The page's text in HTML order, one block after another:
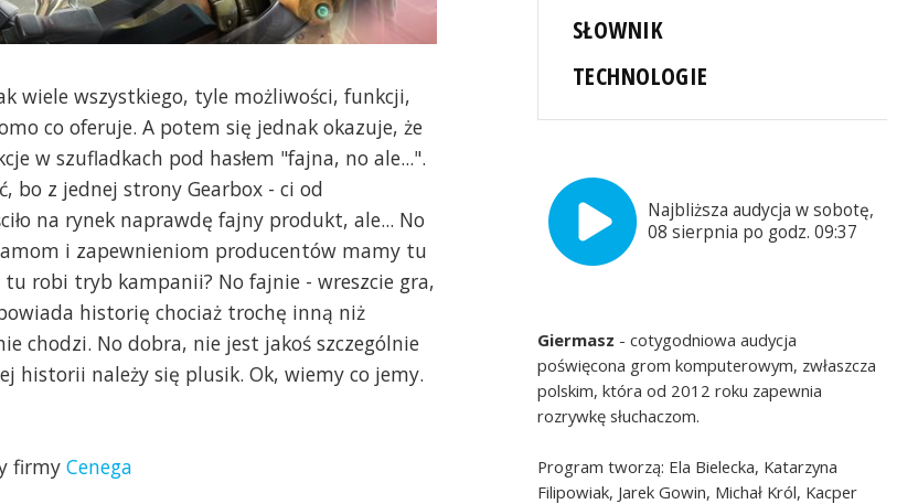
wiele wszystkiego, tyle możliwości, funkcji,
co oferuje. A potem się jednak okazuje, że
w szufladkach pod hasłem "fajna, no ale...".
bo z jednej strony Gearbox - ci od
na rynek naprawdę fajny produkt, ale... No
i zapewnieniom producentów mamy tu
tu robi tryb kampanii? No fajnie - wreszcie gra,
historię chociaż trochę inną niż
chodzi. No dobra, nie jest jakoś szczególnie
historii należy się plusik. Ok, wiemy co jemy.
firmy Cenega
SŁOWNIK
TECHNOLOGIE
Najbliższa audycja w sobotę,
08 sierpnia po godz. 09:37
Giermasz - cotygodniowa audycja
poświęcona grom komputerowym, zwłaszcza
polskim, która od 2012 roku zapewnia
rozrywkę słuchaczom.
Program tworzą: Ela Bielecka, Katarzyna
Filipowiak, Jarek Gowin, Michał Król, Kacper